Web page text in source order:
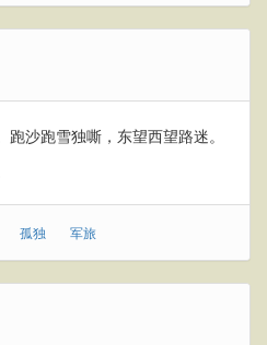
沙跑雪独嘶，东望西望路迷。
孤独 军旅